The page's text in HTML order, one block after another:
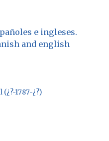
e ingleses.
and english
1787-¿?)